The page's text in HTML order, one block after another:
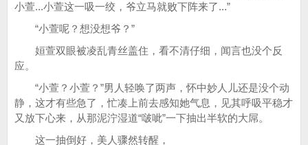
小萱...小萱这一吸一绞，爷立马就败下阵来了...”
“小萱呢？想没想爷？”
姮萱双眼被凌乱青丝盖住，看不清仔细，闻言也没个反
应。
“小萱？小萱？”男人轻唤了两声，怀中妙人儿还是没个动
静，这才有些急了，忙凑上前去感知她气息，见其呼吸平稳才
又放下心来，从那泥泞湿道“啵呲”一下抽出半软的大屌。
这一抽倒好，美人骤然转醒，